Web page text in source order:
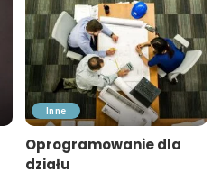
Inne
Oprogramowanie dla
działu